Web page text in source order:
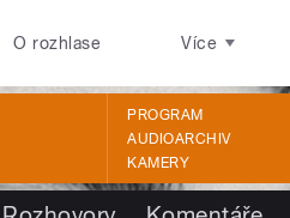
O rozhlase Více
PROGRAM
AUDIOARCHIV
KAMERY